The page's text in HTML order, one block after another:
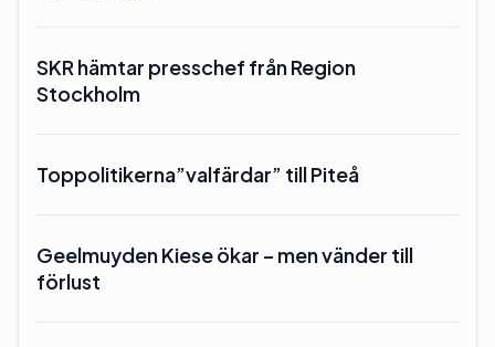
SKR hämtar presschef från Region
Stockholm
Toppolitikerna”valfärdar” till Piteå
Geelmuyden Kiese ökar – men vänder till
förlust